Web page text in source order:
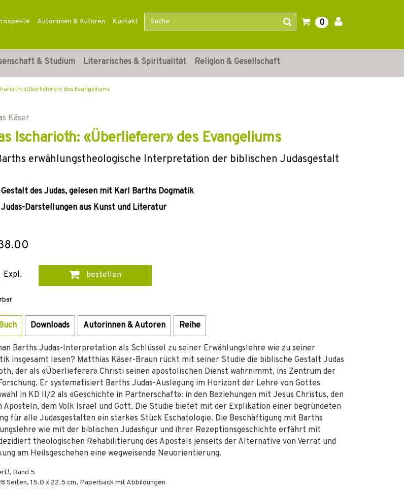
Autorinnen & Autoren Kontakt 0
& Studium Literarisches & Spiritualität Religion & Gesellschaft
«Überlieferer» des Evangeliums
Käser
Ischarioth: «Überlieferer» des Evangeliums
erwählungstheologische Interpretation der biblischen Judasgestalt
Gestalt des Judas, gelesen mit Karl Barths Dogmatik
Darstellungen aus Kunst und Literatur
Expl. bestellen
Downloads Autorinnen & Autoren Reihe
Barths Judas-Interpretation als Schlüssel zu seiner Erwählungslehre wie zu seiner
insgesamt lesen? Matthias Käser-Braun rückt mit seiner Studie die biblische Gestalt Judas
der als «Überlieferer» Christi seinen apostolischen Dienst wahrnimmt, ins Zentrum der
Er systematisiert Barths Judas-Auslegung im Horizont der Lehre von Gottes
in KD II/2 als «Geschichte in Partnerschaft»: in den Beziehungen mit Jesus Christus, den
Aposteln, dem Volk Israel und Gott. Die Studie bietet mit der Explikation einer begründeten
für alle Judasgestalten ein starkes Stück Eschatologie. Die Beschäftigung mit Barths
wie mit der biblischen Judasfigur und ihrer Rezeptionsgeschichte erfährt mit
theologischen Rehabilitierung des Apostels jenseits der Alternative von Verrat und
am Heilsgeschehen eine wegweisende Neuorientierung.
Band 5
Seiten, 15.0 x 22.5 cm, Paperback mit Abbildungen